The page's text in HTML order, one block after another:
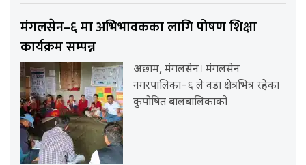
मंगलसेन–६ मा अभिभावकका लागि पोषण शिक्षा
कार्यक्रम सम्पन्न
अछाम, मंगलसेन। मंगलसेन
नगरपालिका–६ ले वडा क्षेत्रभित्र रहेका
कुपोषित बालबालिकाको